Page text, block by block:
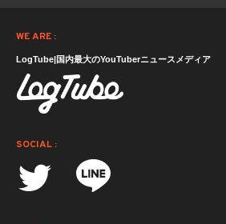
WE ARE :
LogTube|国内最大のYouTuberニュースメディア
SOCIAL :